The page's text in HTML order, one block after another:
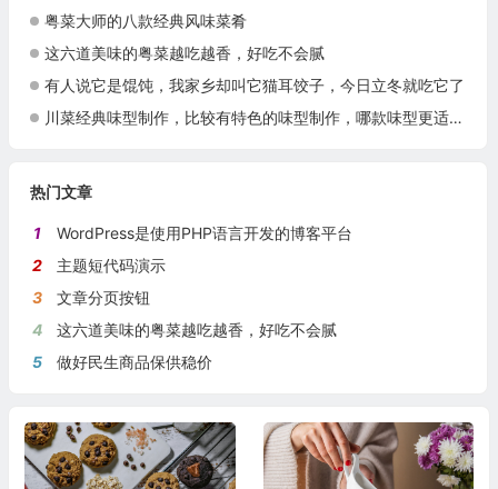
粤菜大师的八款经典风味菜肴
这六道美味的粤菜越吃越香，好吃不会腻
有人说它是馄饨，我家乡却叫它猫耳饺子，今日立冬就吃它了
川菜经典味型制作，比较有特色的味型制作，哪款味型更适合你呢？
热门文章
1
WordPress是使用PHP语言开发的博客平台
2
主题短代码演示
3
文章分页按钮
4
这六道美味的粤菜越吃越香，好吃不会腻
5
做好民生商品保供稳价